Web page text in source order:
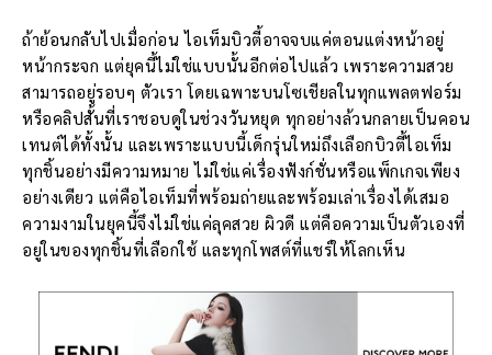
ถ้าย้อนกลับไปเมื่อก่อน ไอเท็มบิวตี้อาจจบแค่ตอนแต่งหน้าอยู่
หน้ากระจก แต่ยุคนี้ไม่ใช่แบบนั้นอีกต่อไปแล้ว เพราะความสวย
สามารถอยู่รอบๆ ตัวเรา โดยเฉพาะบนโซเชียลในทุกแพลตฟอร์ม
หรือคลิปสั้นที่เราชอบดูในช่วงวันหยุด ทุกอย่างล้วนกลายเป็นคอน
เทนต์ได้ทั้งนั้น และเพราะแบบนี้เด็กรุ่นใหม่ถึงเลือกบิวตี้ไอเท็ม
ทุกชิ้นอย่างมีความหมาย ไม่ใช่แค่เรื่องฟังก์ชั่นหรือแพ็กเกจเพียง
อย่างเดียว แต่คือไอเท็มที่พร้อมถ่ายและพร้อมเล่าเรื่องได้เสมอ
ความงามในยุคนี้จึงไม่ใช่แค่ลุคสวย ผิวดี แต่คือความเป็นตัวเองที่
อยู่ในของทุกชิ้นที่เลือกใช้ และทุกโพสต์ที่แชร์ให้โลกเห็น